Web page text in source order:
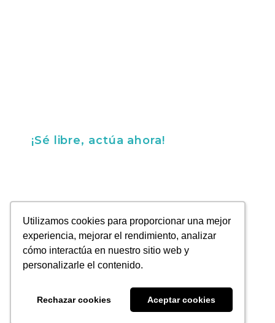
Utilizamos cookies para proporcionar una mejor
experiencia, mejorar el rendimiento, analizar
cómo interactúa en nuestro sitio web y
personalizarle el contenido.
Rechazar cookies Aceptar cookies
Utilizamos cookies para proporcionar una mejor
experiencia, mejorar el rendimiento, analizar
cómo interactúa en nuestro sitio web y
personalizarle el contenido.
Rechazar cookies Aceptar cookies
¡Sé libre, actúa ahora!
La Energía Que Impulsa Tu Negocio
Cerro El Plomo 5630, Piso 9, Las Condes, Santiago, Chile
Política de privacidad
| Creado por ©MarkLovers